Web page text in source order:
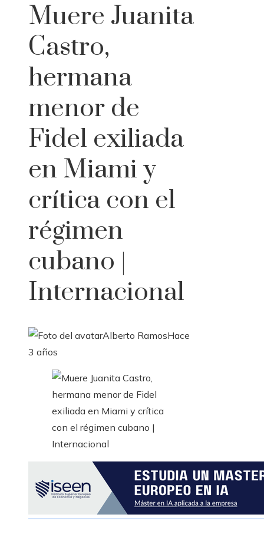
Muere Juanita
Castro,
hermana
menor de
Fidel exiliada
en Miami y
crítica con el
régimen
cubano |
Internacional
Alberto RamosHace
3 años